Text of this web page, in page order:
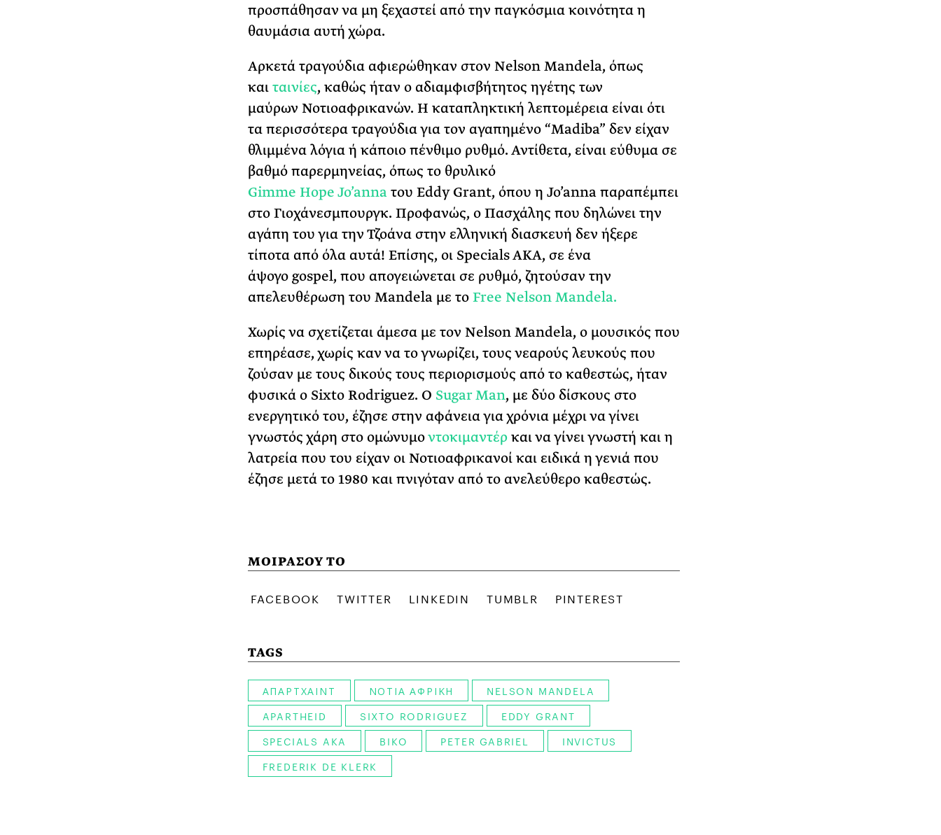
προσπάθησαν να μη ξεχαστεί από την παγκόσμια κοινότητα η
θαυμάσια αυτή χώρα.
Αρκετά τραγούδια αφιερώθηκαν στον Nelson Mandela, όπως
καιταινίες, καθώς ήταν ο αδιαμφισβήτητος ηγέτης των
μαύρων Νοτιοαφρικανών. Η καταπληκτική λεπτομέρεια είναι ότι
τα περισσότερα τραγούδια για τον αγαπημένο “Madiba” δεν είχαν
θλιμμένα λόγια ή κάποιο πένθιμο ρυθμό. Αντίθετα, είναι εύθυμα σε
βαθμό παρερμηνείας, όπως το θρυλικό
Gimme HopeJo’annaτου Eddy Grant, όπου η Jo’anna παραπέμπει
στο Γιοχάνεσμπουργκ. Προφανώς, ο Πασχάλης που δηλώνει την
αγάπη του για τηνΤζοάναστην ελληνική διασκευή δεν ήξερε
τίποτα από όλα αυτά! Επίσης, οι SpecialsAKA, σε ένα
άψογοgospel, που απογειώνεται σε ρυθμό, ζητούσαν την
απελευθέρωση του Mandelaμε τοFree Nelson Mandela.
Χωρίς να σχετίζεται άμεσα με τον Nelson Mandela, ο μουσικός που
επηρέασε, χωρίς καν να το γνωρίζει, τους νεαρούς λευκούς που
ζούσαν με τους δικούς τους περιορισμούς από το καθεστώς, ήταν
φυσικά ο Sixto Rodriguez. Ο Sugar Man, με δύο δίσκους στο
ενεργητικό του, έζησε στην αφάνεια για χρόνια μέχρι να γίνει
γνωστός χάρη στο ομώνυμοντοκιμαντέρκαι να γίνει γνωστή και η
λατρεία που του είχαν οι Νοτιοαφρικανοίκαι ειδικά η γενιά που
έζησε μετά το 1980 και πνιγόταν από το ανελεύθερο καθεστώς.
ΜΟΙΡΑΣΟΥ ΤΟ
TAGS
ΑΠΑΡΤΧΑΙΝΤ ΝΟΤΙΑ ΑΦΡΙΚΗ
NELSON MANDELA
APARTHEID
SIXTO RODRIGUEZ
EDDY GRANT
SPECIALS AKA
BIKO PETER GABRIEL
INVICTUS
FREDERIK DE KLERK